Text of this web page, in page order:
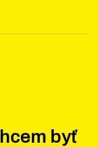
byť